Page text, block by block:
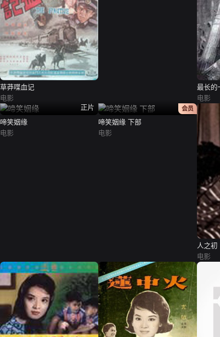
草莽喋血记
电影
最长的
电影
正片
啼笑姻缘
电影
正片
会员
啼笑姻缘 下部
电影
人之初
电影